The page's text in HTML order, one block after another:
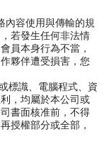
內容使用與傳輸的規
若發生任何非法情
員本身行為不當，
夥伴遭受損害，您
標識、電腦程式、資
，均屬於本公司或
書面核准前，不得
授權部分或全部，